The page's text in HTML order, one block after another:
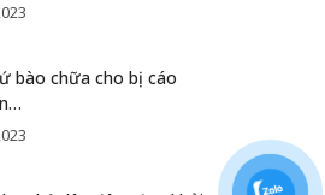
bào chữa cho bị cáo